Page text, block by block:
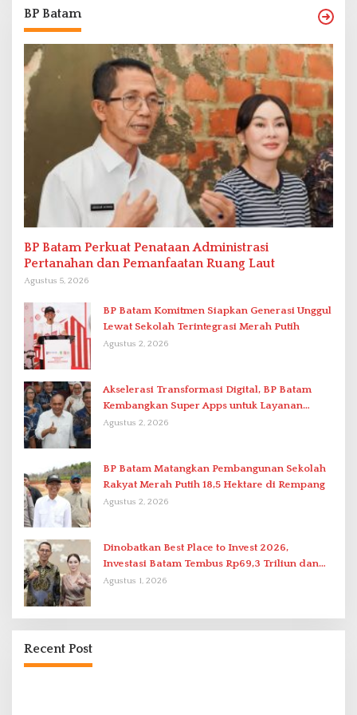
BP Batam
BP Batam Perkuat Penataan Administrasi
Pertanahan dan Pemanfaatan Ruang Laut
Agustus 5, 2026
BP Batam Komitmen Siapkan Generasi Unggul
Lewat Sekolah Terintegrasi Merah Putih
Agustus 2, 2026
Akselerasi Transformasi Digital, BP Batam
Kembangkan Super Apps untuk Layanan
Terpadu
Agustus 2, 2026
BP Batam Matangkan Pembangunan Sekolah
Rakyat Merah Putih 18,5 Hektare di Rempang
Agustus 2, 2026
Dinobatkan Best Place to Invest 2026,
Investasi Batam Tembus Rp69,3 Triliun dan
Ekonomi Tumbuh 6,76 Persen
Agustus 1, 2026
Recent Post